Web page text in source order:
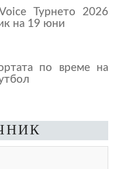
Турнето 2026
на 19 юни
по време на